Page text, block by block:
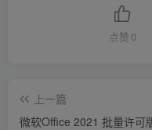
点赞 0
上一篇
微软Office 2021 批量许可